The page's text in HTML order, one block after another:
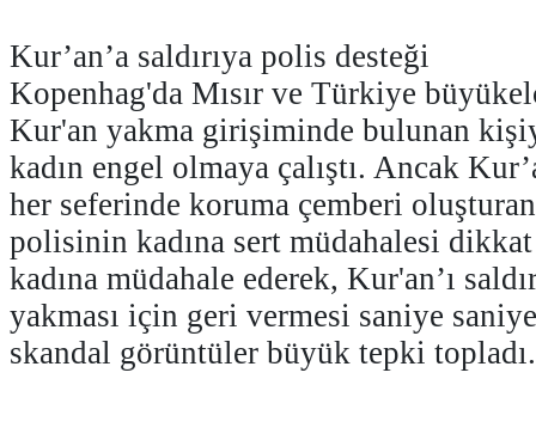
Kur’an’a saldırıya polis desteği
Kopenhag'da Mısır ve Türkiye
Kur'an yakma girişiminde bulunan
kadın engel olmaya çalıştı. Ancak
her seferinde koruma çemberi
polisinin kadına sert müdahalesi
kadına müdahale ederek, Kur'an’ı
yakması için geri vermesi saniye
skandal görüntüler büyük tepki topladı.